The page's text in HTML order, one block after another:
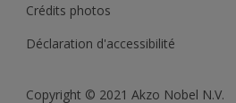
Crédits photos
Déclaration d'accessibilité
Copyright © 2021 Akzo Nobel N.V.